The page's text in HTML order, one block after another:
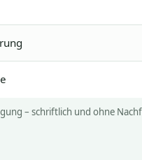
– schriftlich und ohne